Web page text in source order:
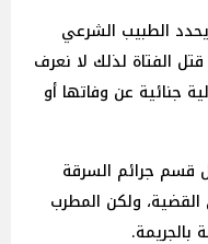
الطبيب الشرعي
الفتاة لذلك لا نعرف
جنائية عن وفاتها أو
قسم جرائم السرقة
ولكن المطرب